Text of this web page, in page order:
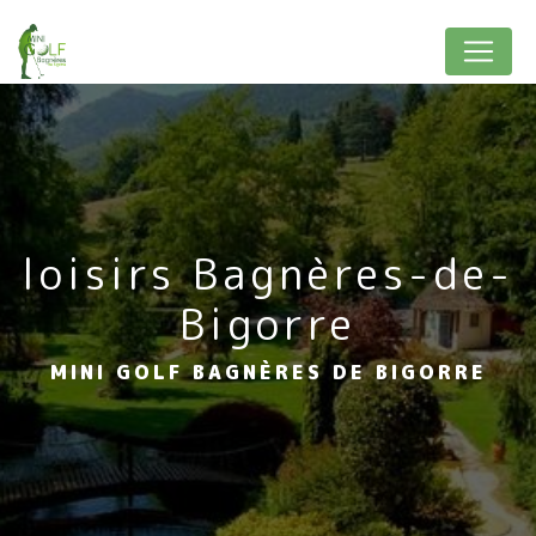
loisirs Bagnères-de-
Bigorre
MINI GOLF BAGNÈRES DE BIGORRE